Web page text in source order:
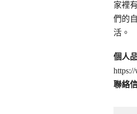
家裡
們的
活。
個人
聯絡